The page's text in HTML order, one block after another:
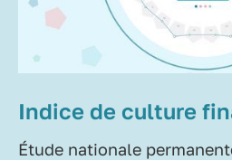
Indice de culture
Étude nationale